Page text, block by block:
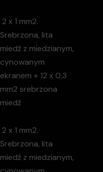
2 x 1 mm2.
Srebrzona, lita
miedź z miedzianym,
cynowanym
ekranem + 12 x 0,3
mm2 srebrzona
miedź
2 x 1 mm2.
Srebrzona, lita
miedź z miedzianym,